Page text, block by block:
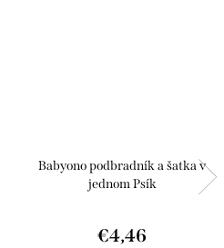
Babyono podbradník a šatka v
jednom Psík
€4,46